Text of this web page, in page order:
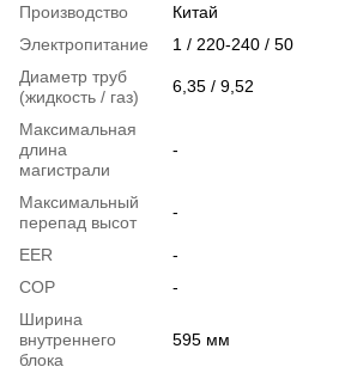
Производство
Китай
Электропитание
1 / 220-240 / 50
Диаметр труб
(жидкость / газ)
6,35 / 9,52
Максимальная
длина
магистрали
-
Максимальный
перепад высот
-
EER
-
COP
-
Ширина
внутреннего
блока
595 мм